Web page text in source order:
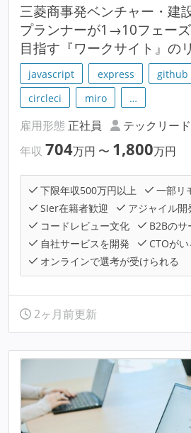
三菱商事発ベンチャー・建
プランナーが1→10フェー
目指す『ワークサイト』の
javascript express github
circleci
miro …
雇用形態 正社員 テックリード
年収 704万円 〜 1,800万円
下限年収500万円以上
一部リ
SIer在籍者歓迎
アジャイル開
コードレビュー文化
B2Bの
自社サービスを開発
CTOがい
オンラインで選考が受けられる
2ヶ月前更新